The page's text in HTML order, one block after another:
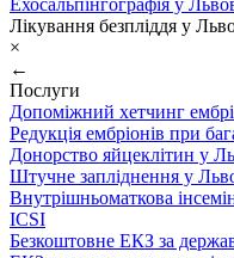
Ехосальпінгографія у
Лікування безпліддя у
×
←
Послуги
Допоміжний хетчинг
Редукція ембріонів при
Донорство яйцеклітин у
Штучне запліднення у
Внутрішньоматкова
ICSI
Безкоштовне ЕКЗ за